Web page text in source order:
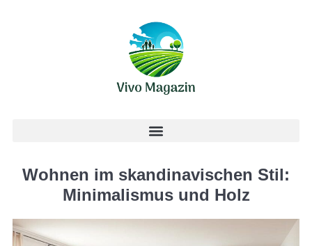
Wohnen im skandinavischen Stil:
Minimalismus und Holz